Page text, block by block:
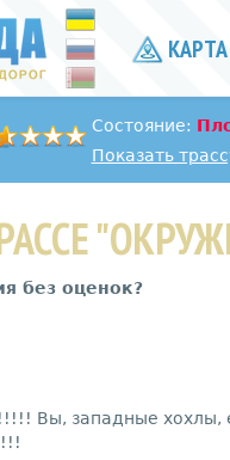
Состояние:
Показать
без оценок?
Вы, западные хохлы,